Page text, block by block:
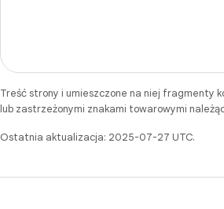
Treść strony i umieszczone na niej fragmenty
lub zastrzeżonymi znakami towarowymi
Ostatnia aktualizacja: 2025-07-27 UTC.